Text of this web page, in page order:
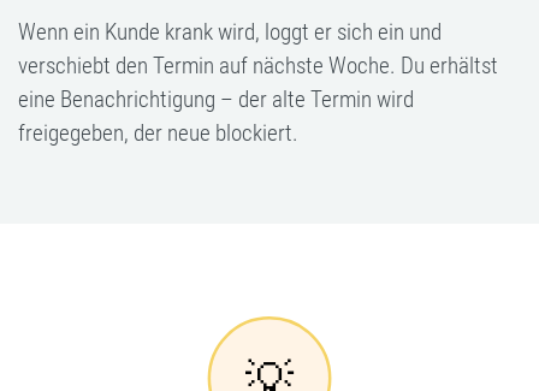
Wenn ein Kunde krank wird, loggt er sich ein und
verschiebt den Termin auf nächste Woche. Du erhältst
eine Benachrichtigung – der alte Termin wird
freigegeben, der neue blockiert.